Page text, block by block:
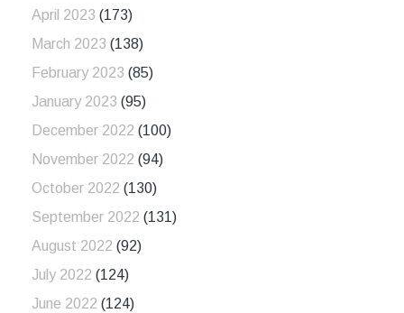
April 2023 (173)
March 2023 (138)
February 2023 (85)
January 2023 (95)
December 2022 (100)
November 2022 (94)
October 2022 (130)
September 2022 (131)
August 2022 (92)
July 2022 (124)
June 2022 (124)